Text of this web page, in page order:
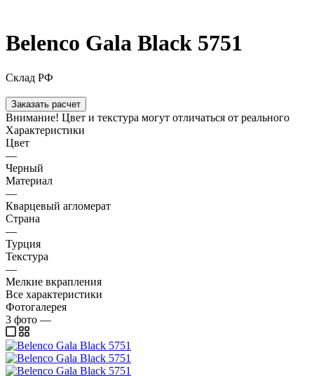
Belenco Gala Black 5751
Склад РФ
Заказать расчет
Внимание! Цвет и текстура могут отличаться от реального
Характеристики
Цвет
—
Черный
Материал
—
Кварцевый агломерат
Страна
—
Турция
Текстура
—
Мелкие вкрапления
Все характеристики
Фотогалерея
3 фото —